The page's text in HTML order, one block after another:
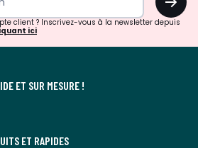
client ? Inscrivez-vous à la newsletter depuis
ici
ET SUR MESURE !
ET RAPIDES